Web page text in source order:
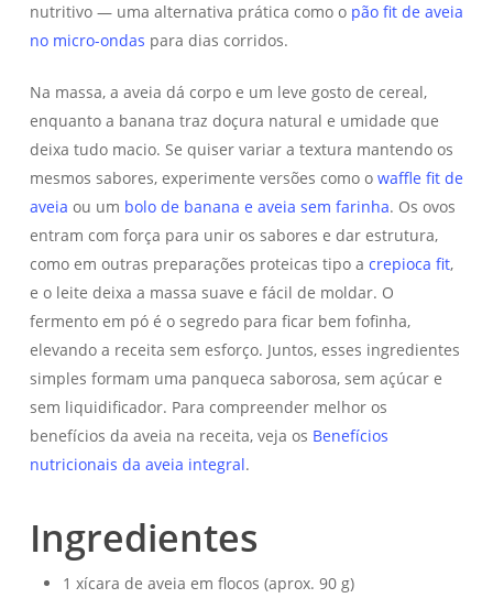
nutritivo — uma alternativa prática como o pão fit de aveia
no micro-ondas para dias corridos.
Na massa, a aveia dá corpo e um leve gosto de cereal,
enquanto a banana traz doçura natural e umidade que
deixa tudo macio. Se quiser variar a textura mantendo os
mesmos sabores, experimente versões como o waffle fit de
aveia ou um bolo de banana e aveia sem farinha. Os ovos
entram com força para unir os sabores e dar estrutura,
como em outras preparações proteicas tipo a crepioca fit,
e o leite deixa a massa suave e fácil de moldar. O
fermento em pó é o segredo para ficar bem fofinha,
elevando a receita sem esforço. Juntos, esses ingredientes
simples formam uma panqueca saborosa, sem açúcar e
sem liquidificador. Para compreender melhor os
benefícios da aveia na receita, veja os Benefícios
nutricionais da aveia integral.
Ingredientes
1 xícara de aveia em flocos (aprox. 90 g)